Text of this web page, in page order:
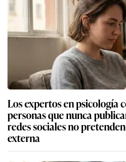
Los expertos en psicología
personas que nunca
redes sociales no
externa